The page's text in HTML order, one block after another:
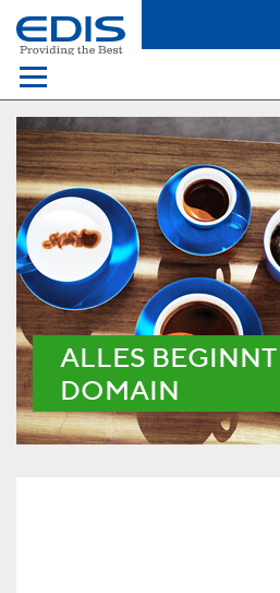
Menü
Domains
Webhosting Österreich
News
über EDIS
ALLES
DOMAIN